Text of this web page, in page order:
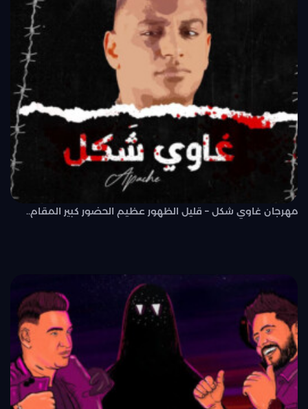
مهرجان غاوي شكل – قليل الظهور عظيم الحضور كبير المقام..